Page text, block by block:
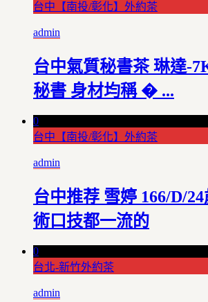
台中【南投/彰化】外約茶
admin
台中氣質秘書茶 琳達-
秘書 身材均稱 � ...
0
台中【南投/彰化】外約茶
admin
台中推荐 雪婷 166/D/
術口技都一流的
0
台北-新竹外約茶
admin